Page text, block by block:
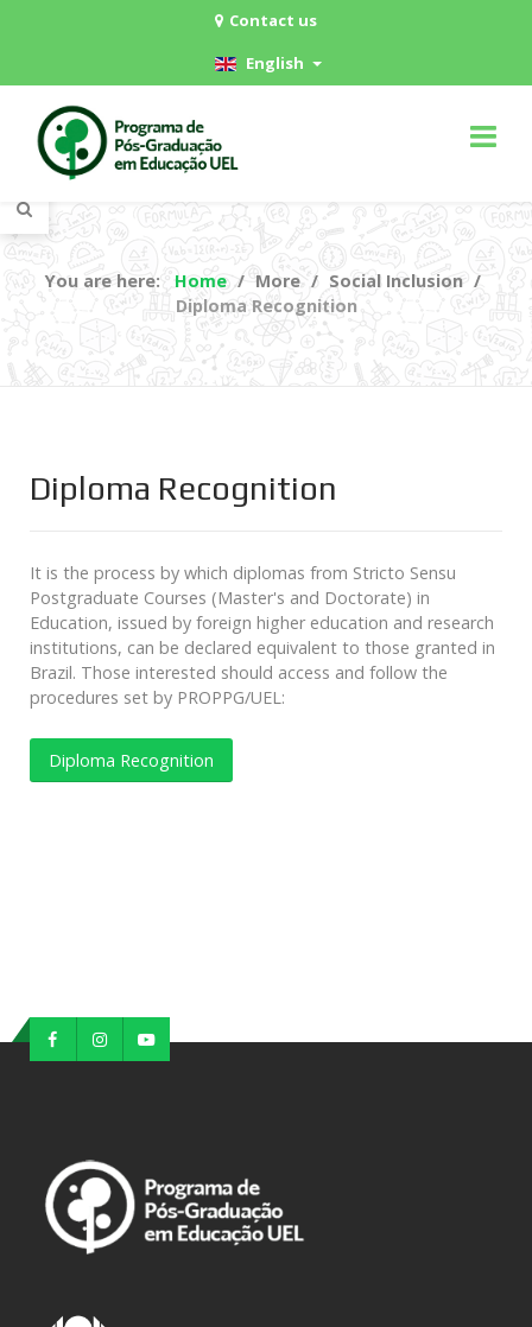
Contact us
English
You are here: Home More
Social Inclusion
Diploma Recognition
Diploma Recognition
It is the process by which diplomas from Stricto Sensu
Postgraduate Courses (Master's and Doctorate) in
Education, issued by foreign higher education and research
institutions, can be declared equivalent to those granted in
Brazil. Those interested should access and follow the
procedures set by PROPPG/UEL:
Diploma Recognition